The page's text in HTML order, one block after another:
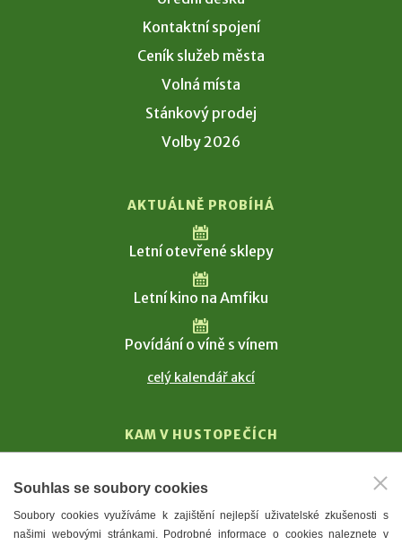
Kontaktní spojení
Ceník služeb města
Volná místa
Stánkový prodej
Volby 2026
AKTUÁLNĚ PROBÍHÁ
Letní otevřené sklepy
Letní kino na Amfiku
Povídání o víně s vínem
celý kalendář akcí
KAM V HUSTOPEČÍCH
T. G. Masaryk
Mandloně
Souhlas se soubory cookies
Soubory cookies využíváme k zajištění nejlepší uživatelské zkušenosti s
našimi webovými stránkami. Podrobné informace o cookies naleznete v